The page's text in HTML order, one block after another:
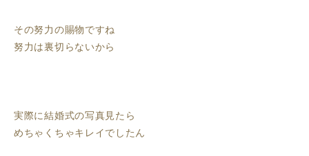
その努力の賜物ですね
努力は裏切らないから
実際に結婚式の写真見たら
めちゃくちゃキレイでしたん